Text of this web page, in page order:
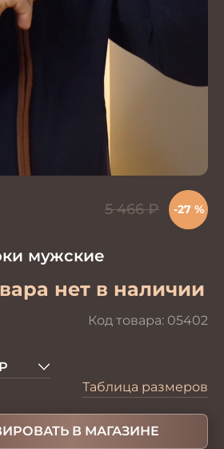
мужские
нет в наличии
Код товара: 05402
5 466₽ -27 %
Таблица размеров
В МАГАЗИНЕ